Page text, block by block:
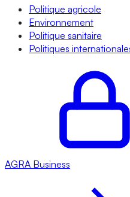
Politique agricole
Environnement
Politique sanitaire
Politiques
AGRA Business